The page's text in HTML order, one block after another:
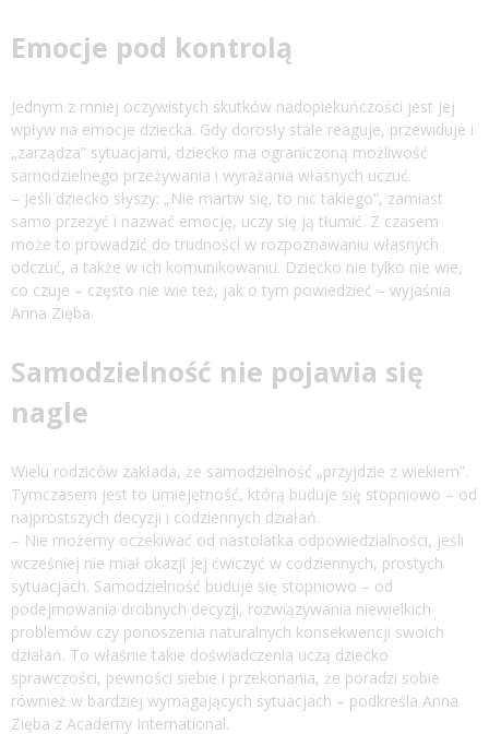
Emocje pod kontrolą
Jednym z mniej oczywistych skutków nadopiekuńczości jest jej
wpływ na emocje dziecka. Gdy dorosły stale reaguje, przewiduje i
„zarządza” sytuacjami, dziecko ma ograniczoną możliwość
samodzielnego przeżywania i wyrażania własnych uczuć.
– Jeśli dziecko słyszy: „Nie martw się, to nic takiego”, zamiast
samo przeżyć i nazwać emocję, uczy się ją tłumić. Z czasem
może to prowadzić do trudności w rozpoznawaniu własnych
odczuć, a także w ich komunikowaniu. Dziecko nie tylko nie wie,
co czuje – często nie wie też, jak o tym powiedzieć – wyjaśnia
Anna Zięba.
Samodzielność nie pojawia się
nagle
Wielu rodziców zakłada, że samodzielność „przyjdzie z wiekiem”.
Tymczasem jest to umiejętność, którą buduje się stopniowo – od
najprostszych decyzji i codziennych działań.
– Nie możemy oczekiwać od nastolatka odpowiedzialności, jeśli
wcześniej nie miał okazji jej ćwiczyć w codziennych, prostych
sytuacjach. Samodzielność buduje się stopniowo – od
podejmowania drobnych decyzji, rozwiązywania niewielkich
problemów czy ponoszenia naturalnych konsekwencji swoich
działań. To właśnie takie doświadczenia uczą dziecko
sprawczości, pewności siebie i przekonania, że poradzi sobie
również w bardziej wymagających sytuacjach – podkreśla Anna
Zięba z Academy International.